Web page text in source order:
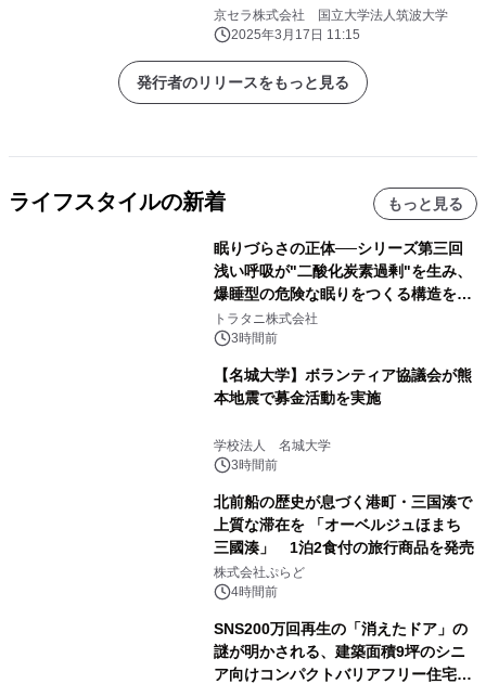
京セラ株式会社 国立大学法人筑波大学
2025年3月17日 11:15
発行者のリリースをもっと見る
ライフスタイルの新着 もっと見る
眠りづらさの正体──シリーズ第三回
浅い呼吸が"二酸化炭素過剰"を生み、
爆睡型の危険な眠りをつくる構造を解
説
トラタニ株式会社
3時間前
【名城大学】ボランティア協議会が熊
本地震で募金活動を実施
学校法人 名城大学
3時間前
北前船の歴史が息づく港町・三国湊で
上質な滞在を 「オーベルジュほまち
三國湊」 1泊2食付の旅行商品を発売
株式会社ぷらど
4時間前
SNS200万回再生の「消えたドア」の
謎が明かされる、建築面積9坪のシニ
ア向けコンパクトバリアフリー住宅が